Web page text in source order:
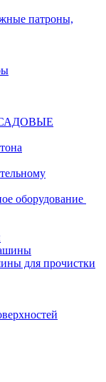
патроны,
оборудование
для прочистки